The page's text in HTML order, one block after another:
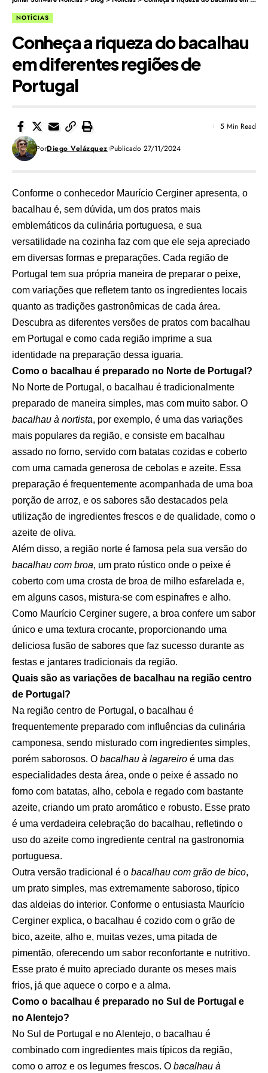
NOTÍCIAS
Conheça a riqueza do bacalhau
em diferentes regiões de
Portugal
PorDiego Velázquez Publicado 27/11/2024
5 Min Read
Conforme o conhecedor Maurício Cerginer apresenta, o
bacalhau é, sem dúvida, um dos pratos mais
emblemáticos da culinária portuguesa, e sua
versatilidade na cozinha faz com que ele seja apreciado
em diversas formas e preparações. Cada região de
Portugal tem sua própria maneira de preparar o peixe,
com variações que refletem tanto os ingredientes locais
quanto as tradições gastronômicas de cada área.
Descubra as diferentes versões de pratos com bacalhau
em Portugal e como cada região imprime a sua
identidade na preparação dessa iguaria.
Como o bacalhau é preparado no Norte de Portugal?
No Norte de Portugal, o bacalhau é tradicionalmente
preparado de maneira simples, mas com muito sabor. O
bacalhau à nortista, por exemplo, é uma das variações
mais populares da região, e consiste em bacalhau
assado no forno, servido com batatas cozidas e coberto
com uma camada generosa de cebolas e azeite. Essa
preparação é frequentemente acompanhada de uma boa
porção de arroz, e os sabores são destacados pela
utilização de ingredientes frescos e de qualidade, como o
azeite de oliva.
Além disso, a região norte é famosa pela sua versão do
bacalhau com broa, um prato rústico onde o peixe é
coberto com uma crosta de broa de milho esfarelada e,
em alguns casos, mistura-se com espinafres e alho.
Como Maurício Cerginer sugere, a broa confere um sabor
único e uma textura crocante, proporcionando uma
deliciosa fusão de sabores que faz sucesso durante as
festas e jantares tradicionais da região.
Quais são as variações de bacalhau na região centro
de Portugal?
Na região centro de Portugal, o bacalhau é
frequentemente preparado com influências da culinária
camponesa, sendo misturado com ingredientes simples,
porém saborosos. O bacalhau à lagareiro é uma das
especialidades desta área, onde o peixe é assado no
forno com batatas, alho, cebola e regado com bastante
azeite, criando um prato aromático e robusto. Esse prato
é uma verdadeira celebração do bacalhau, refletindo o
uso do azeite como ingrediente central na gastronomia
portuguesa.
Outra versão tradicional é o bacalhau com grão de bico,
um prato simples, mas extremamente saboroso, típico
das aldeias do interior. Conforme o entusiasta Maurício
Cerginer explica, o bacalhau é cozido com o grão de
bico, azeite, alho e, muitas vezes, uma pitada de
pimentão, oferecendo um sabor reconfortante e nutritivo.
Esse prato é muito apreciado durante os meses mais
frios, já que aquece o corpo e a alma.
Como o bacalhau é preparado no Sul de Portugal e
no Alentejo?
No Sul de Portugal e no Alentejo, o bacalhau é
combinado com ingredientes mais típicos da região,
como o arroz e os legumes frescos. O bacalhau à